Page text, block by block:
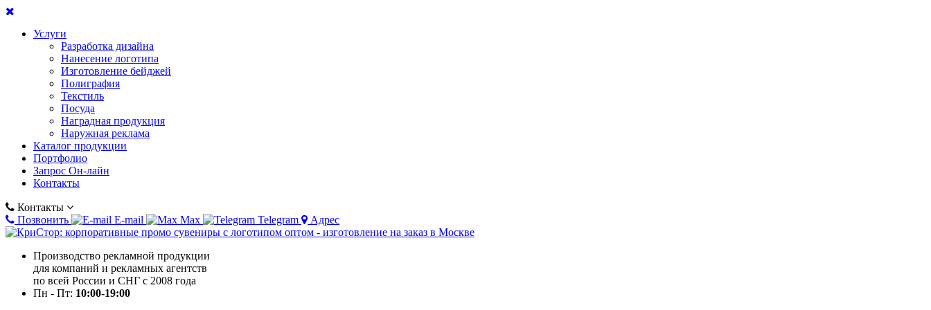
Услуги
Разработка дизайна
Нанесение логотипа
Изготовление бейджей
Полиграфия
Текстиль
Посуда
Наградная продукция
Наружная реклама
Каталог продукции
Портфолио
Запрос Он-лайн
Контакты
Контакты
Позвонить
E-mail Max Telegram Адрес
Производство рекламной продукции
для компаний и рекламных агентств
по всей России и СНГ с 2008 года
Пн - Пт: 10:00-19:00